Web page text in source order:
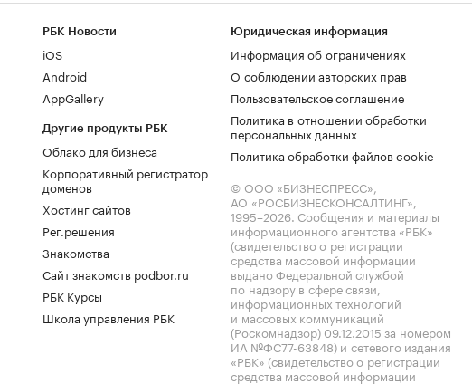
РБК Новости
iOS
Android
AppGallery
Другие продукты РБК
Облако для бизнеса
Корпоративный регистратор
доменов
Хостинг сайтов
Рег.решения
Знакомства
Сайт знакомств podbor.ru
РБК Курсы
Школа управления РБК
Юридическая информация
Информация об ограничениях
О соблюдении авторских прав
Пользовательское соглашение
Политика в отношении обработки
персональных данных
Политика обработки файлов cookie
© ООО «БИЗНЕСПРЕСС»,
АО «РОСБИЗНЕСКОНСАЛТИНГ»,
1995–2026. Сообщения и материалы
информационного агентства «РБК»
(свидетельство о регистрации
средства массовой информации
выдано Федеральной службой
по надзору в сфере связи,
информационных технологий
и массовых коммуникаций
(Роскомнадзор) 09.12.2015 за номером
ИА №ФС77-63848) и сетевого издания
«РБК» (свидетельство о регистрации
средства массовой информации